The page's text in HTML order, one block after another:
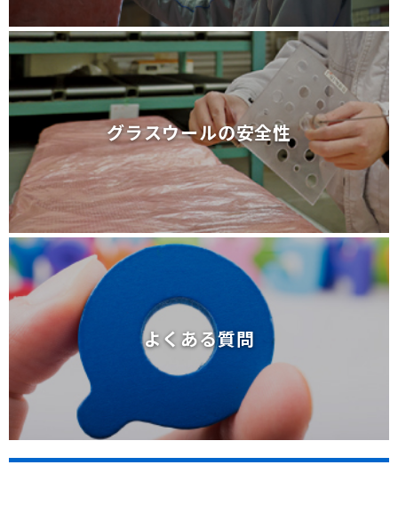
グラスウールの安全性
グラスウールの安全性
よくある質問
よくある質問